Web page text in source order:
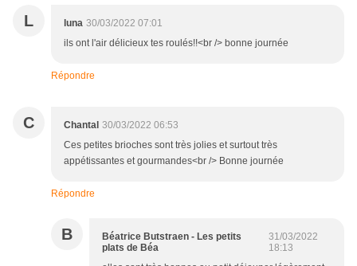
L luna 30/03/2022 07:01
ils ont l'air délicieux tes roulés!!<br /> bonne journée
Répondre
C Chantal 30/03/2022 06:53
Ces petites brioches sont très jolies et surtout très
appétissantes et gourmandes<br /> Bonne journée
Répondre
B
Béatrice Butstraen - Les petits
plats de Béa
31/03/2022
18:13